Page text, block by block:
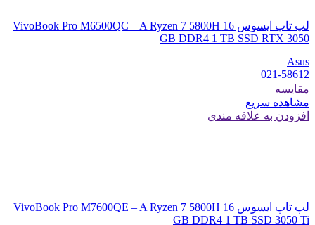
لپ تاپ ایسوس VivoBook Pro M6500QC – A Ryzen 7 5800H 16
GB DDR4 1 TB SSD RTX 3050
Asus
021-58612
مقایسه
مشاهده سریع
افزودن به علاقه مندی
لپ تاپ ایسوس VivoBook Pro M7600QE – A Ryzen 7 5800H 16
GB DDR4 1 TB SSD 3050 Ti